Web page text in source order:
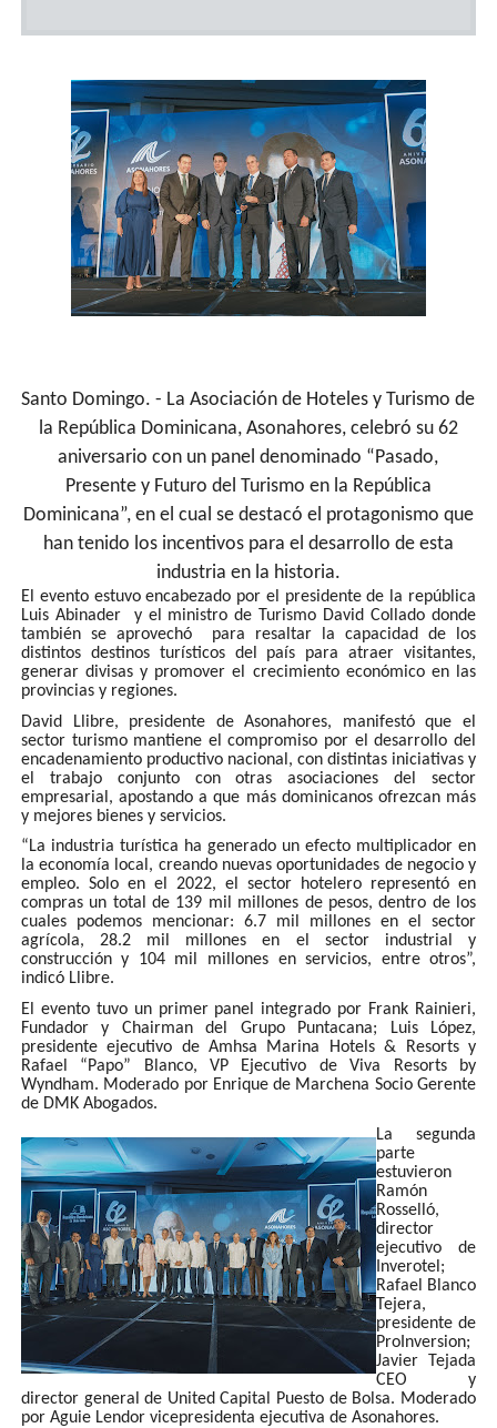
Santo Domingo. - La Asociación de Hoteles y Turismo de
la República Dominicana, Asonahores, celebró su 62
aniversario con un panel denominado “Pasado,
Presente y Futuro del Turismo en la República
Dominicana”, en el cual se destacó el protagonismo que
han tenido los incentivos para el desarrollo de esta
industria en la historia.
El evento estuvo encabezado por el presidente de la república
Luis Abinader y el ministro de Turismo David Collado donde
también se aprovechó para resaltar la capacidad de los
distintos destinos turísticos del país para atraer visitantes,
generar divisas y promover el crecimiento económico en las
provincias y regiones.
David Llibre, presidente de Asonahores, manifestó que el
sector turismo mantiene el compromiso por el desarrollo del
encadenamiento productivo nacional, con distintas iniciativas y
el trabajo conjunto con otras asociaciones del sector
empresarial, apostando a que más dominicanos ofrezcan más
y mejores bienes y servicios.
“La industria turística ha generado un efecto multiplicador en
la economía local, creando nuevas oportunidades de negocio y
empleo. Solo en el 2022, el sector hotelero representó en
compras un total de 139 mil millones de pesos, dentro de los
cuales podemos mencionar: 6.7 mil millones en el sector
agrícola, 28.2 mil millones en el sector industrial y
construcción y 104 mil millones en servicios, entre otros”,
indicó Llibre.
El evento tuvo un primer panel integrado por Frank Rainieri,
Fundador y Chairman del Grupo Puntacana; Luis López,
presidente ejecutivo de Amhsa Marina Hotels & Resorts y
Rafael “Papo” Blanco, VP Ejecutivo de Viva Resorts by
Wyndham. Moderado por Enrique de Marchena Socio Gerente
de DMK Abogados.
La segunda
parte
estuvieron
Ramón
Rosselló,
director
ejecutivo de
Inverotel;
Rafael Blanco
Tejera,
presidente de
ProInversion;
Javier Tejada
CEO y
director general de United Capital Puesto de Bolsa. Moderado
por Aguie Lendor vicepresidenta ejecutiva de Asonahores.